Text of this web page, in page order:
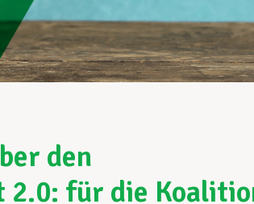
den
2.0: für die